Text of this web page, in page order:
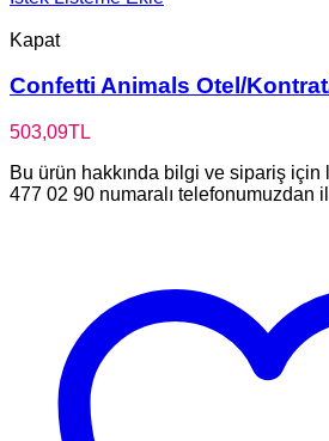
Kapat
Confetti Animals Otel/Kontrat/
503,09TL
Bu ürün hakkında bilgi ve sipariş
477 02 90 numaralı telefonumuzdan